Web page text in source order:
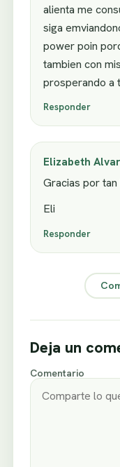
alienta me
siga
power poin
tambien con
prosperando a
Responder
Elizabeth
Gracias por
Eli
Responder
Deja un
Comentario